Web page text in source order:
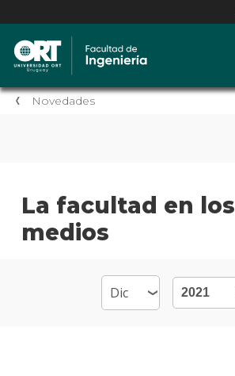
Novedades
La facultad en los
medios